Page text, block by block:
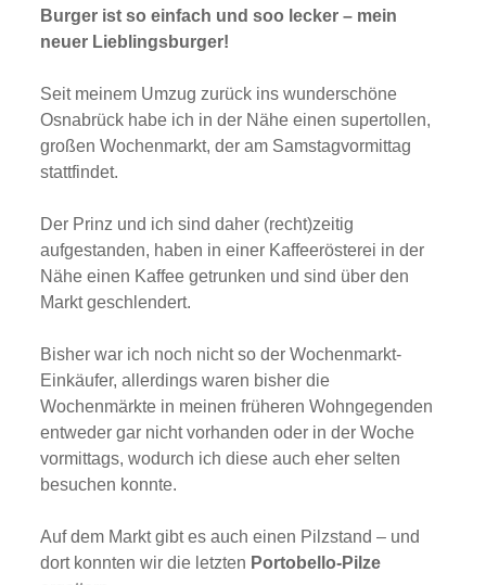
Burger ist so einfach und soo lecker – mein
neuer Lieblingsburger!
Seit meinem Umzug zurück ins wunderschöne
Osnabrück habe ich in der Nähe einen supertollen,
großen Wochenmarkt, der am Samstagvormittag
stattfindet.
Der Prinz und ich sind daher (recht)zeitig
aufgestanden, haben in einer Kaffeerösterei in der
Nähe einen Kaffee getrunken und sind über den
Markt geschlendert.
Bisher war ich noch nicht so der Wochenmarkt-
Einkäufer, allerdings waren bisher die
Wochenmärkte in meinen früheren Wohngegenden
entweder gar nicht vorhanden oder in der Woche
vormittags, wodurch ich diese auch eher selten
besuchen konnte.
Auf dem Markt gibt es auch einen Pilzstand – und
dort konnten wir die letzten Portobello-Pilze